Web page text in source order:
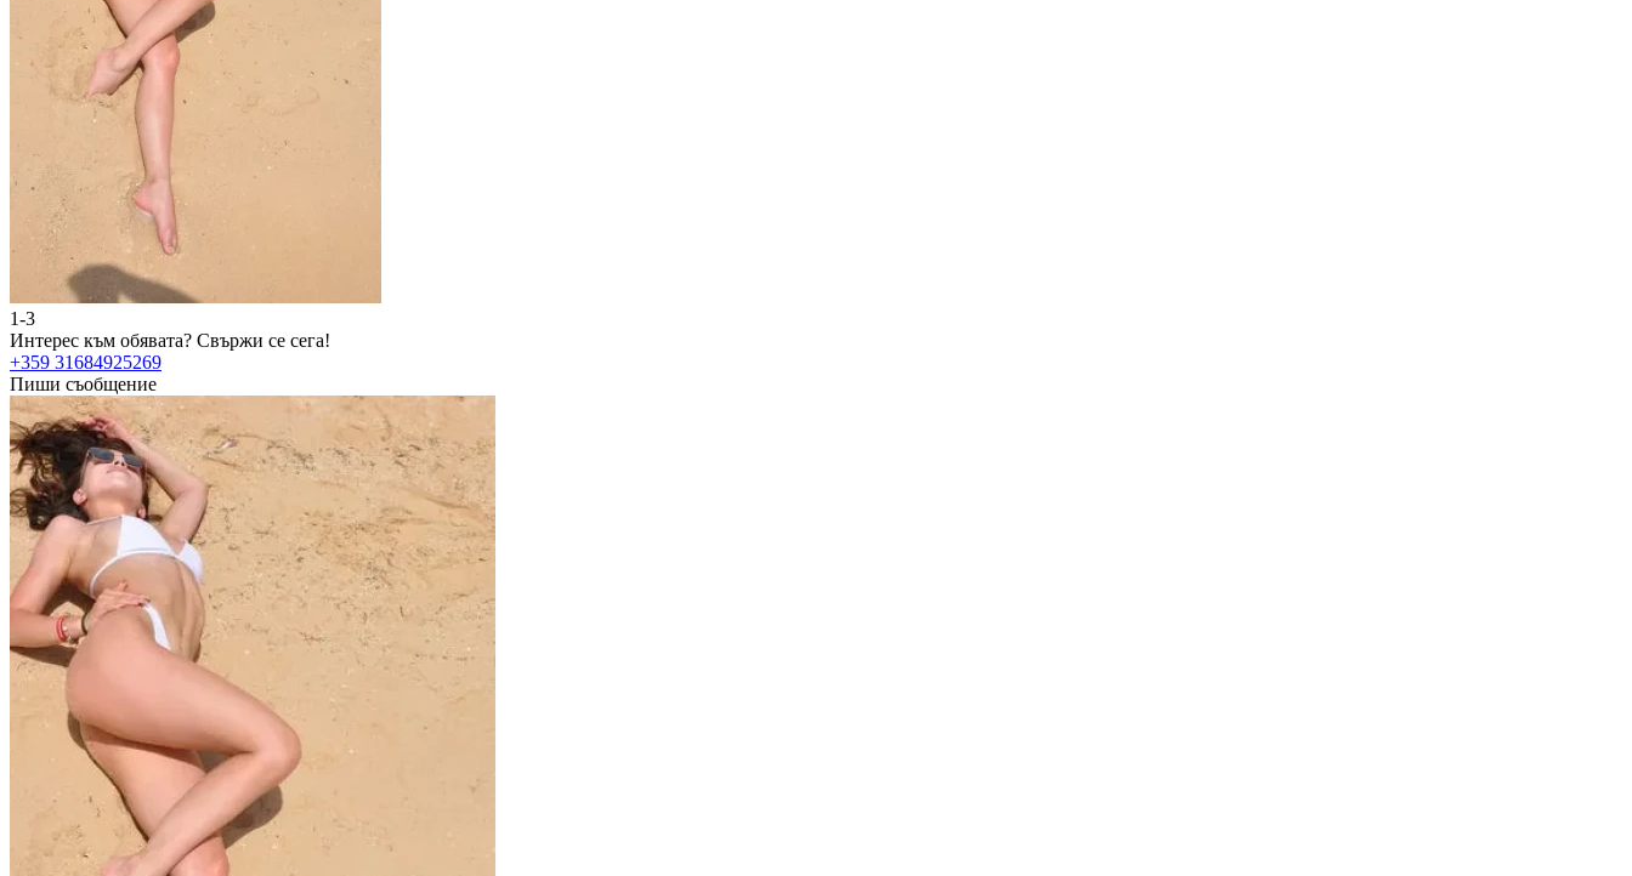
1-3
Интерес към обявата? Свържи се сега!
+359 31684925269
Пиши съобщение